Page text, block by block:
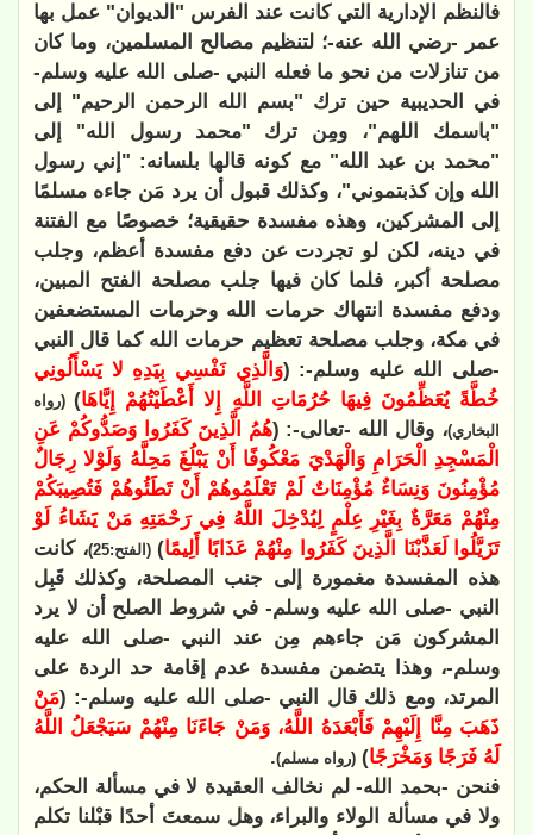
فالنظم الإدارية التي كانت عند الفرس "الديوان" عمل بها
عمر -رضي الله عنه-؛ لتنظيم مصالح المسلمين، وما كان
من تنازلات من نحو ما فعله النبي -صلى الله عليه وسلم-
في الحديبية حين ترك "بسم الله الرحمن الرحيم" إلى
"باسمك اللهم"، ومِن ترك "محمد رسول الله" إلى
"محمد بن عبد الله" مع كونه قالها بلسانه: "إني رسول
الله وإن كذبتموني"، وكذلك قبول أن يرد مَن جاءه مسلمًا
إلى المشركين، وهذه مفسدة حقيقية؛ خصوصًا مع الفتنة
في دينه، لكن لو تجردت عن دفع مفسدة أعظم، وجلب
مصلحة أكبر، فلما كان فيها جلب مصلحة الفتح المبين،
ودفع مفسدة انتهاك حرمات الله وحرمات المستضعفين
في مكة، وجلب مصلحة تعظيم حرمات الله كما قال النبي
-صلى الله عليه وسلم-: (وَالَّذِي نَفْسِي بِيَدِهِ لا يَسْأَلُونِي
خُطَّةً يُعَظِّمُونَ فِيهَا حُرُمَاتِ اللَّهِ إِلا أَعْطَيْتُهُمْ إِيَّاهَا)(رواه
البخاري)، وقال الله -تعالى-: (هُمُ الَّذِينَ كَفَرُوا وَصَدُّوكُمْ عَنِ
الْمَسْجِدِ الْحَرَامِ وَالْهَدْيَ مَعْكُوفًا أَنْ يَبْلُغَ مَحِلَّهُ وَلَوْلا رِجَالٌ
مُؤْمِنُونَ وَنِسَاءٌ مُؤْمِنَاتٌ لَمْ تَعْلَمُوهُمْ أَنْ تَطَئُوهُمْ فَتُصِيبَكُمْ
مِنْهُمْ مَعَرَّةٌ بِغَيْرِ عِلْمٍ لِيُدْخِلَ اللَّهُ فِي رَحْمَتِهِ مَنْ يَشَاءُ لَوْ
تَزَيَّلُوا لَعَذَّبْنَا الَّذِينَ كَفَرُوا مِنْهُمْ عَذَابًا أَلِيمًا)(الفتح:25)
، كانت
هذه المفسدة مغمورة إلى جنب المصلحة، وكذلك قَبِل
النبي -صلى الله عليه وسلم- في شروط الصلح أن لا يرد
المشركون مَن جاءهم مِن عند النبي -صلى الله عليه
وسلم-، وهذا يتضمن مفسدة عدم إقامة حد الردة على
المرتد، ومع ذلك قال النبي -صلى الله عليه وسلم-: (مَنْ
ذَهَبَ مِنَّا إِلَيْهِمْ فَأَبْعَدَهُ اللَّهُ، وَمَنْ جَاءَنَا مِنْهُمْ سَيَجْعَلُ اللَّهُ
لَهُ فَرَجًا وَمَخْرَجًا) (رواه مسلم).
فنحن -بحمد الله- لم نخالف العقيدة لا في مسألة الحكم،
ولا في مسألة الولاء والبراء، وهل سمعتَ أحدًا قبْلنا تكلم